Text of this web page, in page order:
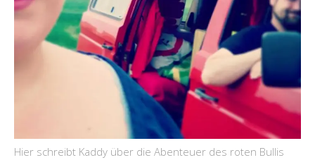
Hier schreibt Kaddy über die Abenteuer des roten Bullis